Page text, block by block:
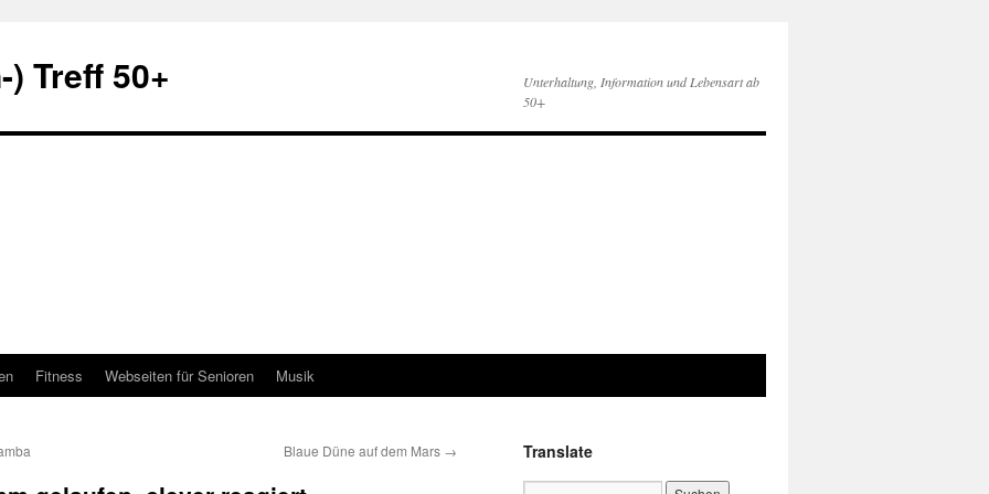
Treff 50+
Unterhaltung, Information und Lebensart ab
50+
Fitness Webseiten für Senioren Musik
Blaue Düne auf dem Mars → Translate